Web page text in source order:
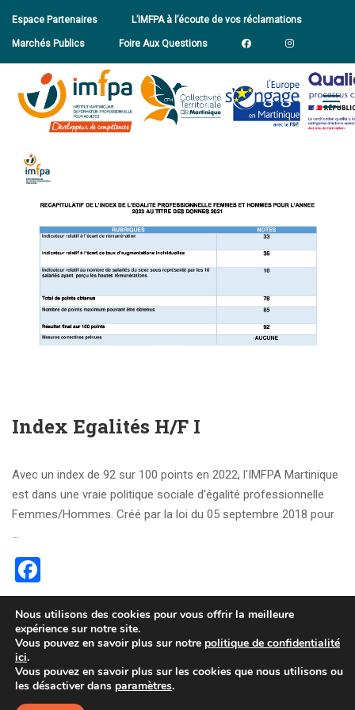
Espace Partenaires L’IMFPA à l’écoute de vos réclamations
Marchés Publics Foire Aux Questions
Index Egalités H/F I
Avec un index de 92 sur 100 points en 2022, l'IMFPA Martinique
est dans une vraie politique sociale d'égalité professionnelle
Femmes/Hommes. Créé par la loi du 05 septembre 2018 pour
…
READ MORE
Tous droits réservés © 2024 IMFPA -
Nous utilisons des cookies pour vous offrir la meilleure
expérience sur notre site.
Vous pouvez en savoir plus sur notre politique de confidentialité
ici.
Vous pouvez en savoir plus sur les cookies que nous utilisons ou
les désactiver dans paramètres.